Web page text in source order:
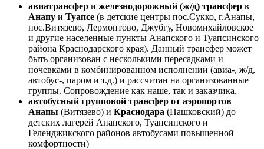
авиатрансфер и железнодорожный (ж/д) трансфер в
Анапу и Туапсе (в детские центры пос.Сукко, г.Анапы,
пос.Витязево, Лермонтово, Джубгу, Новомихайловское
и другие населенные пункты Анапского и Туапсинского
района Краснодарского края). Данный трансфер может
быть организован с несколькими пересадками и
ночевками в комбинированном исполнении (авиа-, ж/д,
автобус-, паром и т.д.) и рассчитан на организованные
группы. Сопровождение как наше, так и заказчика.
автобусный групповой трансфер от аэропортов
Анапы (Витязево) и Краснодара (Пашковский) до
детских лагерей Анапского, Туапсинского и
Геленджикского районов автобусами повышенной
комфортности)